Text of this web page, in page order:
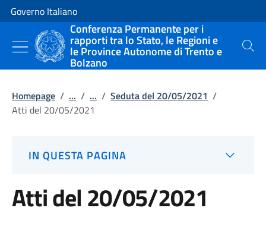
Vai al contenuto
Vai alla navigazione del sito
Governo Italiano
Conferenza Permanente per i
rapporti tra lo Stato, le Regioni e
le Province Autonome di Trento e
Bolzano
Cerca
Homepage / ... / ... / Seduta del 20/05/2021 /
Atti del 20/05/2021
IN QUESTA PAGINA
Atti del 20/05/2021